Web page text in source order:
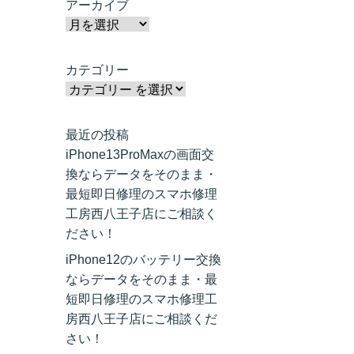
アーカイブ
カテゴリー
最近の投稿
iPhone13ProMaxの画面交
換ならデータをそのまま・
最短即日修理のスマホ修理
工房西八王子店にご相談く
ださい！
iPhone12のバッテリー交換
ならデータをそのまま・最
短即日修理のスマホ修理工
房西八王子店にご相談くだ
さい！